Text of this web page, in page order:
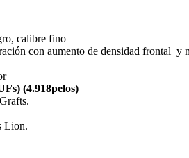
calibre fino
con aumento de densidad frontal
(4.918pelos)
Lion.